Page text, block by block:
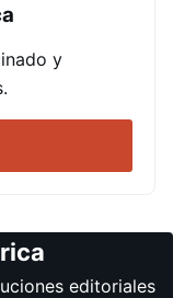
y
editoriales